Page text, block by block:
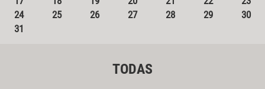
24
25 26 27 28 29
30
31
TODAS